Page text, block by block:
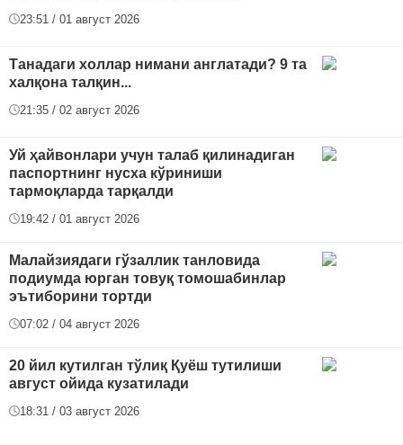
23:51 / 01 август 2026
Танадаги холлар нимани англатади? 9 та
халқона талқин...
21:35 / 02 август 2026
Уй ҳайвонлари учун талаб қилинадиган
паспортнинг нусха кўриниши
тармоқларда тарқалди
19:42 / 01 август 2026
Малайзиядаги гўзаллик танловида
подиумда юрган товуқ томошабинлар
эътиборини тортди
07:02 / 04 август 2026
20 йил кутилган тўлиқ Қуёш тутилиши
август ойида кузатилади
18:31 / 03 август 2026